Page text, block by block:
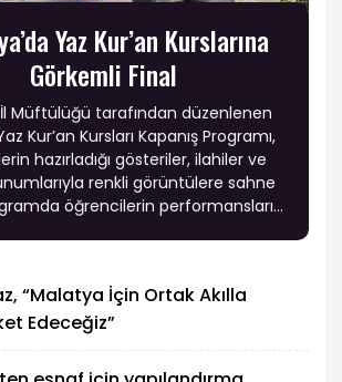
Yaz Kur’an Kurslarına
Görkemli Final
Müftülüğü tarafından düzenlenen
Kur’an Kursları Kapanış Programı,
hazırladığı gösteriler, ilahiler ve
renkli görüntülere sahne
öğrencilerin performansları
“Malatya İçin Ortak Akılla
Edeceğiz”